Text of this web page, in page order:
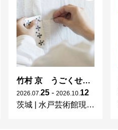
竹村 京 うごくせかい
2026.07.25 - 2026.10.12
茨城
水戸芸術館現代美術ギャラリー